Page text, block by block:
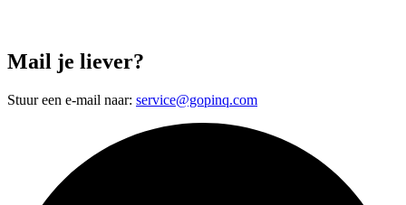
Mail je liever?
Stuur een e-mail naar: service@gopinq.com